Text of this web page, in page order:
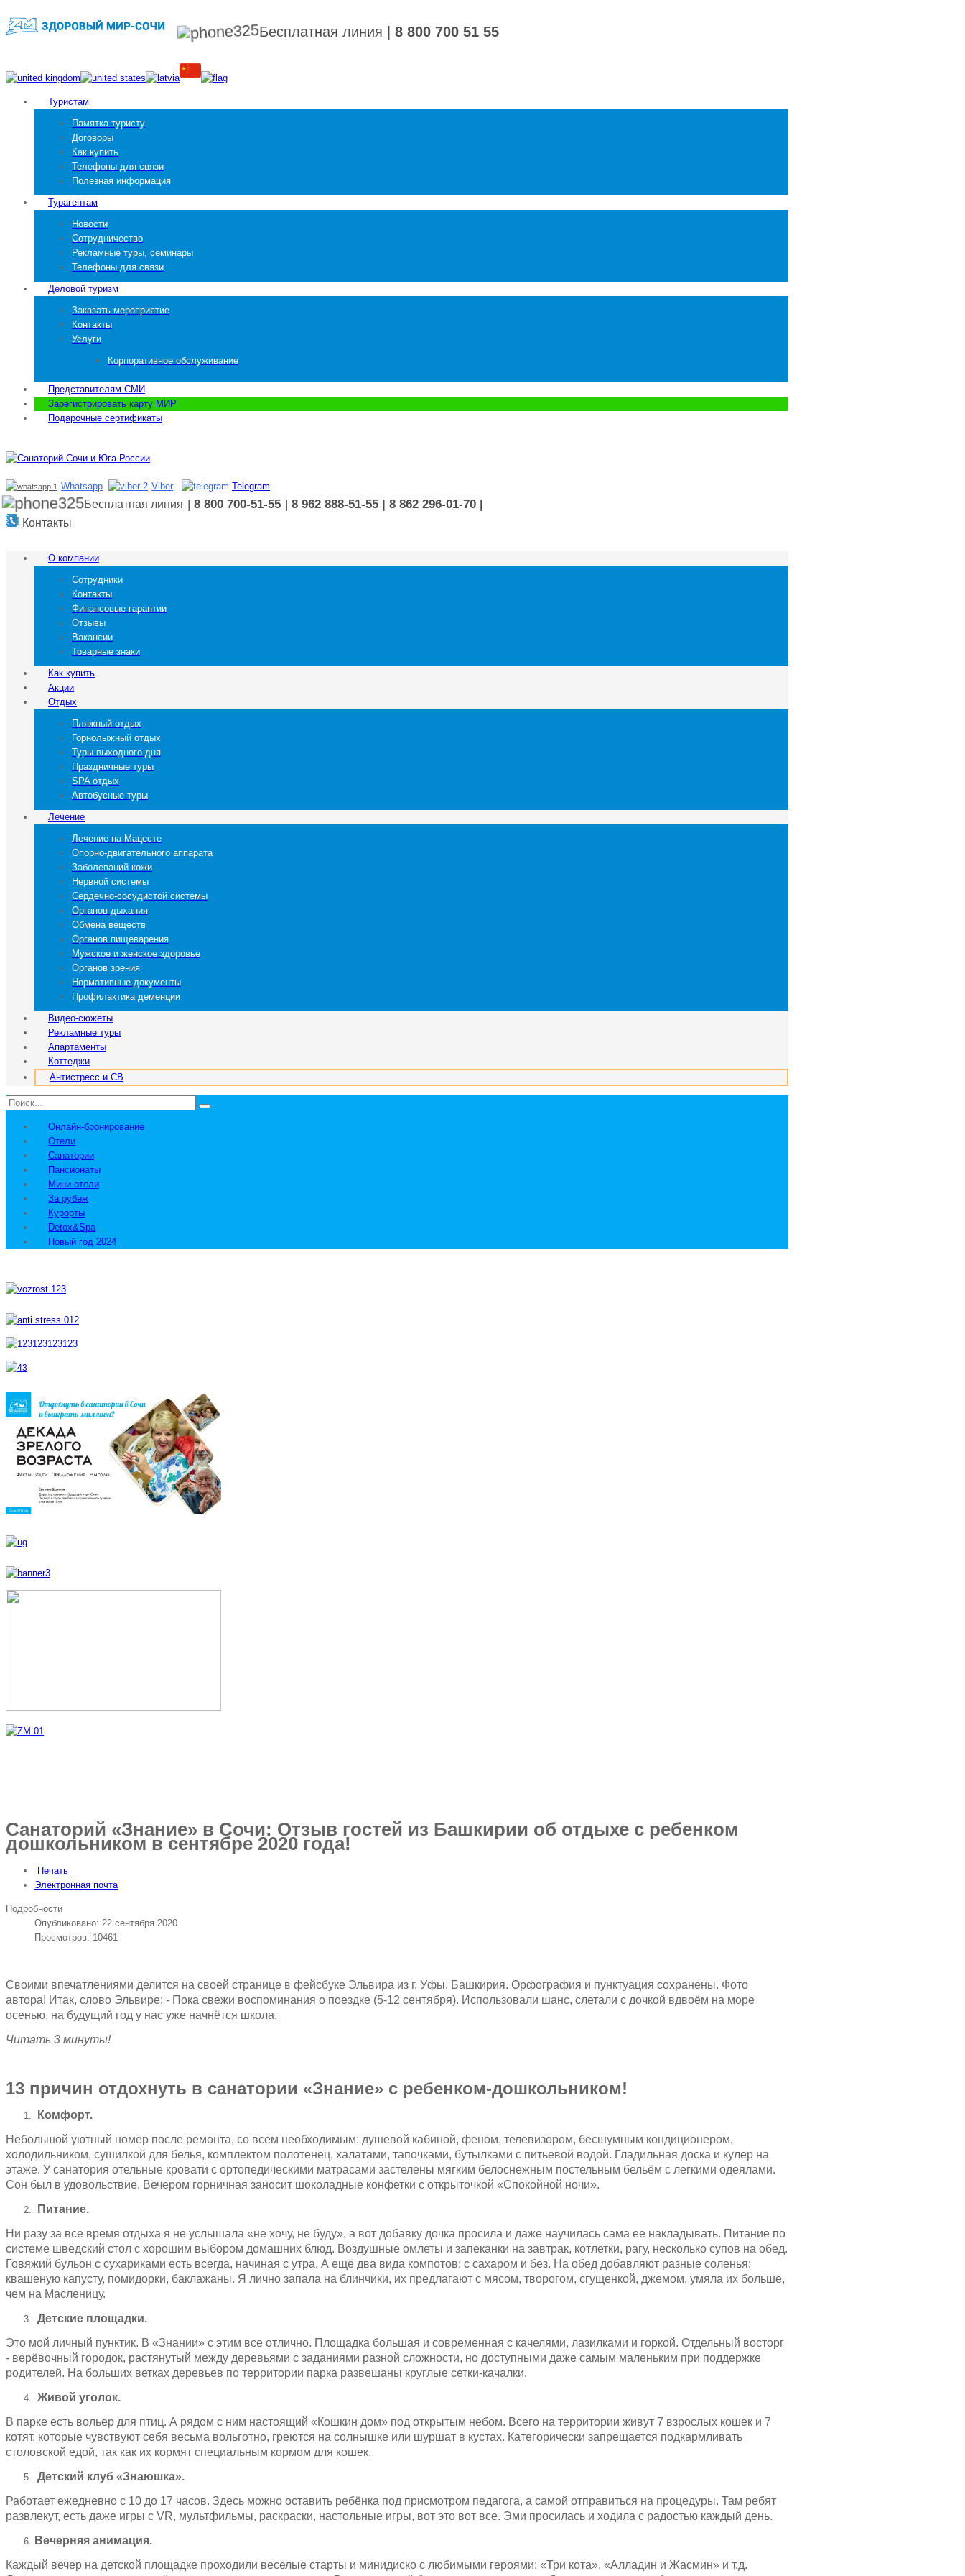
Бесплатная линия 8 800 700 51 55
Туристам
Памятка туристу
Договоры
Как купить
Телефоны для связи
Полезная информация
Турагентам
Новости
Сотрудничество
Рекламные туры, семинары
Телефоны для связи
Деловой туризм
Заказать мероприятие
Контакты
Услуги
Корпоративное обслуживание
Представителям СМИ
Зарегистрировать карту МИР
Подарочные сертификаты
Whatsapp Viber Telegram
Бесплатная линия | 8 800 700-51-55 | 8 962 888-51-55 | 8 862 296-01-70 |
Контакты
О компании
Сотрудники
Контакты
Финансовые гарантии
Отзывы
Вакансии
Товарные знаки
Как купить
Акции
Отдых
Пляжный отдых
Горнолыжный отдых
Туры выходного дня
Праздничные туры
SPA отдых
Автобусные туры
Лечение
Лечение на Мацесте
Опорно-двигательного аппарата
Заболеваний кожи
Нервной системы
Сердечно-сосудистой системы
Органов дыхания
Обмена веществ
Органов пищеварения
Мужское и женское здоровье
Органов зрения
Нормативные документы
Профилактика деменции
Видео-сюжеты
Рекламные туры
Апартаменты
Коттеджи
Антистресс и СВ
Онлайн-бронирование
Отели
Санатории
Пансионаты
Мини-отели
За рубеж
Курорты
Detox&Spa
Новый год 2024
Санаторий «Знание» в Сочи: Отзыв гостей из Башкирии об отдыхе с ребенком
дошкольником в сентябре 2020 года!
Печать
Электронная почта
Подробности
Опубликовано: 22 сентября 2020
Просмотров: 10461
Своими впечатлениями делится на своей странице в фейсбуке Эльвира из г. Уфы, Башкирия. Орфография и пунктуация сохранены. Фото
автора! Итак, слово Эльвире: - Пока свежи воспоминания о поездке (5-12 сентября). Использовали шанс, слетали с дочкой вдвоём на море
осенью, на будущий год у нас уже начнётся школа.
Читать 3 минуты!
13 причин отдохнуть в санатории «Знание» с ребенком-дошкольником!
Комфорт.
Небольшой уютный номер после ремонта, со всем необходимым: душевой кабиной, феном, телевизором, бесшумным кондиционером,
холодильником, сушилкой для белья, комплектом полотенец, халатами, тапочками, бутылками с питьевой водой. Гладильная доска и кулер на
этаже. У санатория отельные кровати с ортопедическими матрасами застелены мягким белоснежным постельным бельём с легкими одеялами.
Сон был в удовольствие. Вечером горничная заносит шоколадные конфетки с открыточкой «Спокойной ночи».
Питание.
Ни разу за все время отдыха я не услышала «не хочу, не буду», а вот добавку дочка просила и даже научилась сама ее накладывать. Питание по
системе шведский стол с хорошим выбором домашних блюд. Воздушные омлеты и запеканки на завтрак, котлетки, рагу, несколько супов на обед.
Говяжий бульон с сухариками есть всегда, начиная с утра. А ещё два вида компотов: с сахаром и без. На обед добавляют разные соленья:
квашеную капусту, помидорки, баклажаны. Я лично запала на блинчики, их предлагают с мясом, творогом, сгущенкой, джемом, умяла их больше,
чем на Масленицу.
Детские площадки.
Это мой личный пунктик. В «Знании» с этим все отлично. Площадка большая и современная с качелями, лазилками и горкой. Отдельный восторг
- верёвочный городок, растянутый между деревьями с заданиями разной сложности, но доступными даже самым маленьким при поддержке
родителей. На больших ветках деревьев по территории парка развешаны круглые сетки-качалки.
Живой уголок.
В парке есть вольер для птиц. А рядом с ним настоящий «Кошкин дом» под открытым небом. Всего на территории живут 7 взрослых кошек и 7
котят, которые чувствуют себя весьма вольготно, греются на солнышке или шуршат в кустах. Категорически запрещается подкармливать
столовской едой, так как их кормят специальным кормом для кошек.
Детский клуб «Знаюшка».
Работает ежедневно с 10 до 17 часов. Здесь можно оставить ребёнка под присмотром педагога, а самой отправиться на процедуры. Там ребят
развлекут, есть даже игры с VR, мультфильмы, раскраски, настольные игры, вот это вот все. Эми просилась и ходила с радостью каждый день.
Вечерняя анимация.
Каждый вечер на детской площадке проходили веселые старты и минидиско с любимыми героями: «Три кота», «Алладин и Жасмин» и т.д.